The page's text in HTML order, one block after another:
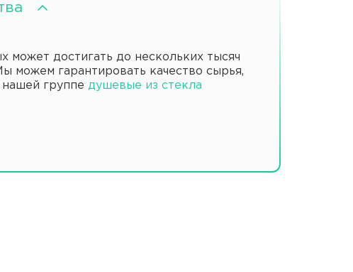
может достигать до нескольких тысяч
можем гарантировать качество сырья,
группе душевые из стекла